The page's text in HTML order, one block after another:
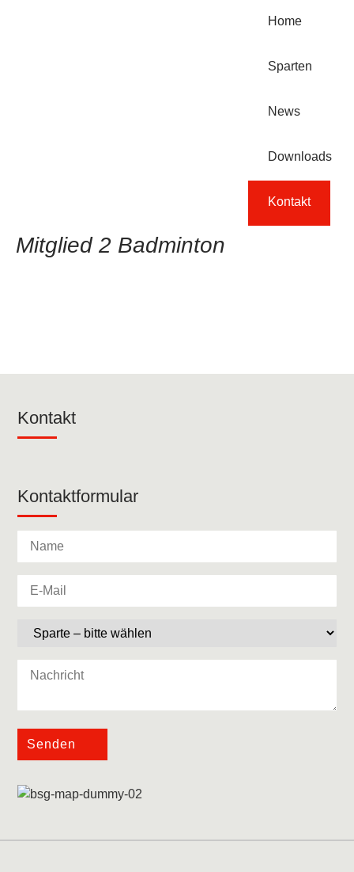
Home
Sparten
News
Downloads
Kontakt
Mitglied 2 Badminton
Kontakt
Kontaktformular
Senden